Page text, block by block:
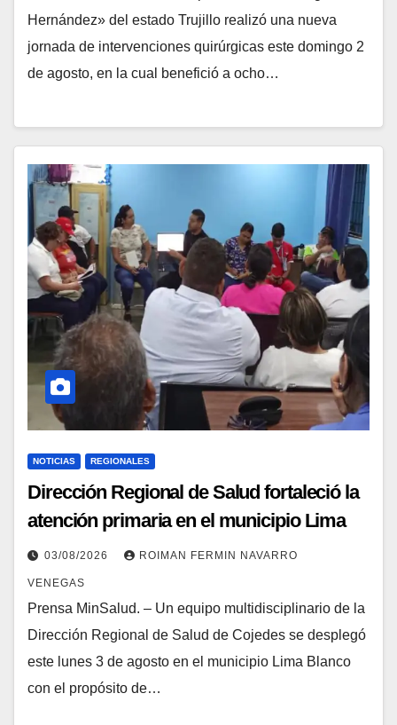
Hernández» del estado Trujillo realizó una nueva
jornada de intervenciones quirúrgicas este domingo 2
de agosto, en la cual benefició a ocho…
NOTICIAS REGIONALES
Dirección Regional de Salud fortaleció la
atención primaria en el municipio Lima
Blanco
03/08/2026 ROIMAN FERMIN NAVARRO
VENEGAS
Prensa MinSalud. – Un equipo multidisciplinario de la
Dirección Regional de Salud de Cojedes se desplegó
este lunes 3 de agosto en el municipio Lima Blanco
con el propósito de…